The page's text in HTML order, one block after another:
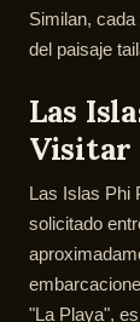
Similan, cada
del paisaje
Las
Visitar
Las Islas Phi
solicitado
"La Playa",